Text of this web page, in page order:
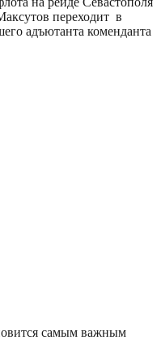
переходит в
адъютанта коменданта
самым важным